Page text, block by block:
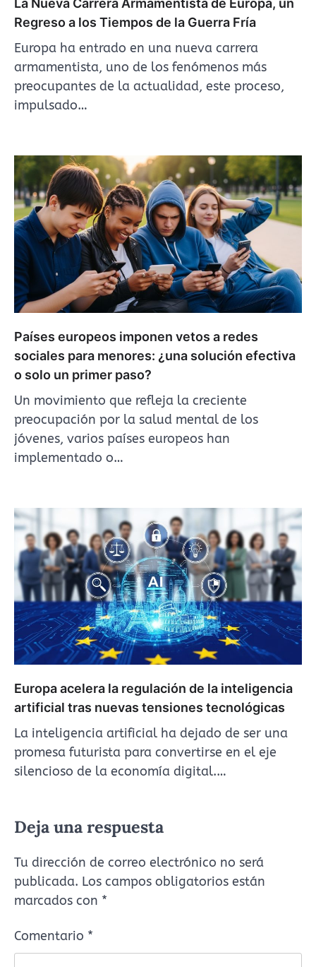
La Nueva Carrera Armamentista de Europa, un
Regreso a los Tiempos de la Guerra Fría
Europa ha entrado en una nueva carrera
armamentista, uno de los fenómenos más
preocupantes de la actualidad, este proceso,
impulsado…
Países europeos imponen vetos a redes
sociales para menores: ¿una solución efectiva
o solo un primer paso?
Un movimiento que refleja la creciente
preocupación por la salud mental de los
jóvenes, varios países europeos han
implementado o…
Europa acelera la regulación de la inteligencia
artificial tras nuevas tensiones tecnológicas
La inteligencia artificial ha dejado de ser una
promesa futurista para convertirse en el eje
silencioso de la economía digital.…
Deja una respuesta
Tu dirección de correo electrónico no será
publicada. Los campos obligatorios están
marcados con *
Comentario *